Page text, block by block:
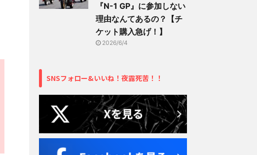
『N-1 GP』に参加しない
理由なんてあるの？【チ
ケット購入急げ！】
2026/6/4
SNSフォロー&いいね！夜露死苦！！